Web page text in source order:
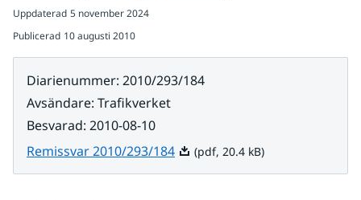
Uppdaterad 5 november 2024
Publicerad 10 augusti 2010
Diarienummer: 2010/293/184
Avsändare: Trafikverket
Besvarad: 2010-08-10
Remissvar 2010/293/184Pdf, 20.4 kB.
(pdf, 20.4 kB)